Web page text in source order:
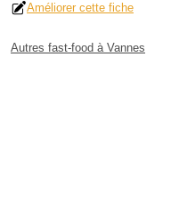
Améliorer cette fiche
Autres fast-food à Vannes